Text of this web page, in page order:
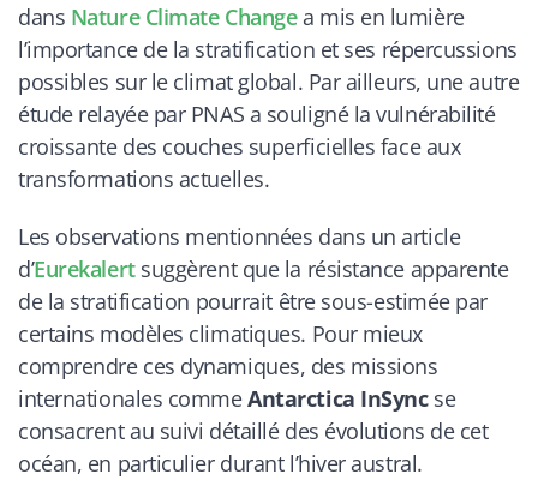
dans Nature Climate Changea mis en lumière
l’importance de la stratification et ses répercussions
possibles sur le climat global. Par ailleurs, une autre
étude relayée par PNAS a souligné la vulnérabilité
croissante des couches superficielles face aux
transformations actuelles.
Les observations mentionnées dans un article
d’Eurekalertsuggèrent que la résistance apparente
de la stratification pourrait être sous-estimée par
certains modèles climatiques. Pour mieux
comprendre ces dynamiques, des missions
internationales commeAntarctica InSyncse
consacrent au suivi détaillé des évolutions de cet
océan, en particulier durant l’hiver austral.